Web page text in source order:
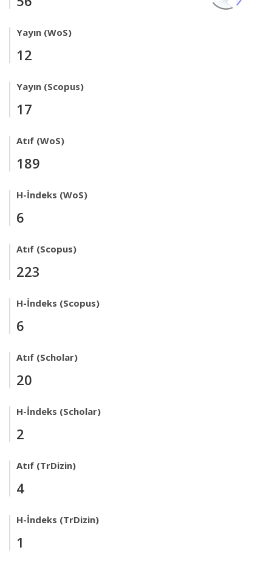
Yayın (WoS)
12
Yayın (Scopus)
17
Atıf (WoS)
189
H-İndeks (WoS)
6
Atıf (Scopus)
223
H-İndeks (Scopus)
6
Atıf (Scholar)
20
H-İndeks (Scholar)
2
Atıf (TrDizin)
4
H-İndeks (TrDizin)
1